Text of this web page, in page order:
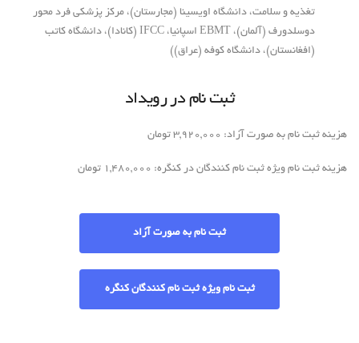
تغذیه و سلامت، دانشگاه اویسینا (مجارستان)، مرکز پزشکی فرد محور
دوسلدورف (آلمان)، EBMT اسپانیا، IFCC (کانادا)، دانشگاه کاتب
(افغانستان)، دانشگاه کوفه (عراق))
ثبت نام در رویداد
هزینه ثبت نام به صورت آزاد: 3,920,000 تومان
هزینه ثبت نام ویژه ثبت نام کنندگان در کنگره: 1,480,000 تومان
ثبت نام به صورت آزاد
ثبت نام ویژه ثبت نام کنندگان کنگره